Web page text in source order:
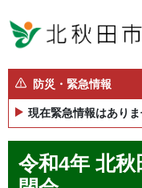
防災・緊急情報
現在緊急情報はありま
令和4年 北